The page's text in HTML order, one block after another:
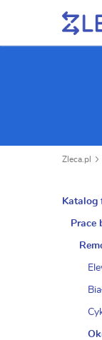
Zleca.pl
Katalog
Prace